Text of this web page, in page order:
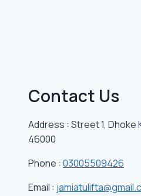
Contact Us
Address : Street 1, Dhoke
46000
Phone : 03005509426
Email :